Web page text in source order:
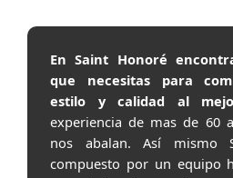
En Saint Honoré
que necesitas para
estilo y calidad al
experiencia de mas de 60
nos abalan. Así mismo
compuesto por un equipo